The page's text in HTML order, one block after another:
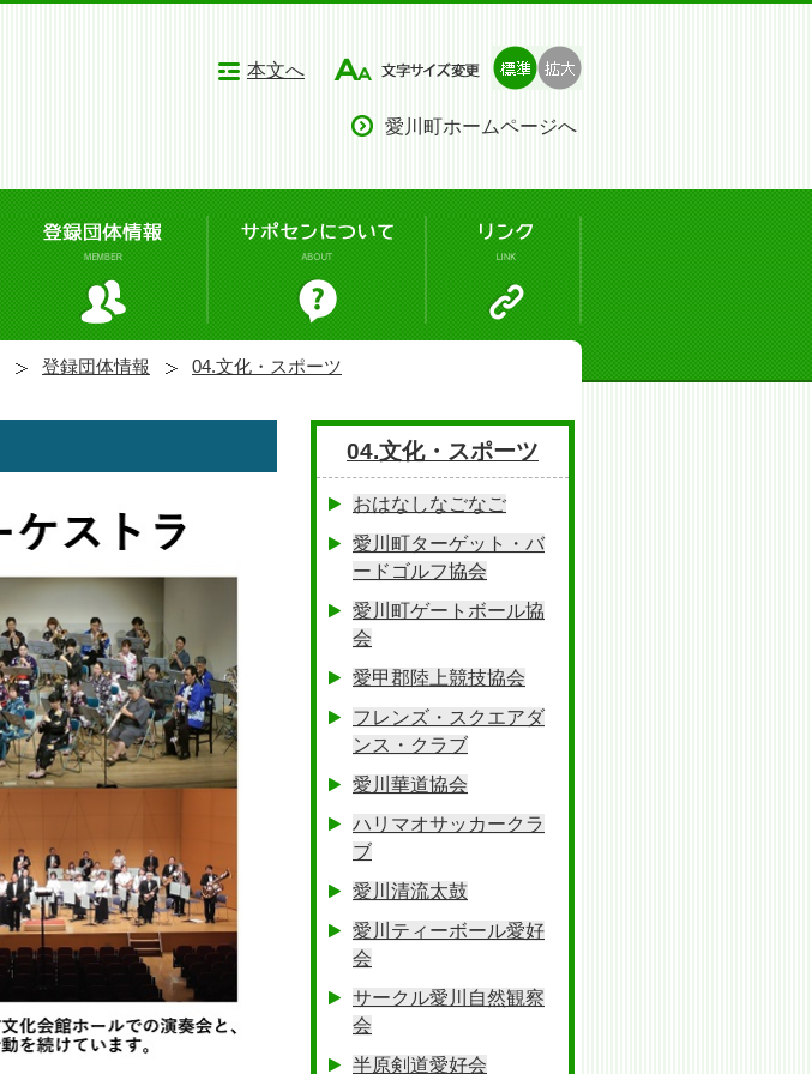
本文へ
愛川町ホームページへ
登録団体情報
04.文化・スポーツ
04.文化・スポーツ
おはなしなごなご
愛川町ターゲット・バ
ードゴルフ協会
愛川町ゲートボール協
会
愛甲郡陸上競技協会
フレンズ・スクエアダ
ンス・クラブ
愛川華道協会
ハリマオサッカークラ
ブ
愛川清流太鼓
愛川ティーボール愛好
会
サークル愛川自然観察
会
半原剣道愛好会